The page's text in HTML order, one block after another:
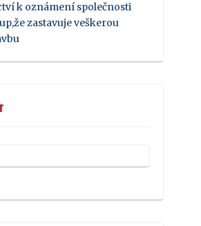
k oznámení společnosti
zastavuje veškerou